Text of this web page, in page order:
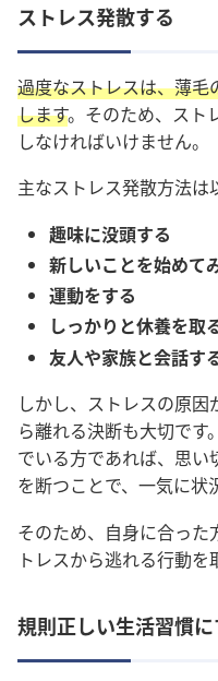
ストレス発散する
過度なストレスは、薄
します。そのため、スト
しなければいけません。
主なストレス発散方法は
趣味に没頭する
新しいことを始めて
運動をする
しっかりと休養を取
友人や家族と会話す
しかし、ストレスの原
ら離れる決断も大切です。
でいる方であれば、思
を断つことで、一気に状
そのため、自身に合った
トレスから逃れる行動を
規則正しい生活習慣に